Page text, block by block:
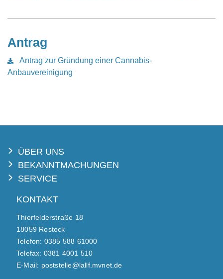
Antrag
Antrag zur Gründung einer Cannabis-
Anbauvereinigung
ÜBER UNS
BEKANNTMACHUNGEN
SERVICE
KONTAKT
Thierfelderstraße 18
18059 Rostock
Telefon: 0385 588 61000
Telefax: 0381 4001 510
E-Mail: poststelle@lallf.mvnet.de